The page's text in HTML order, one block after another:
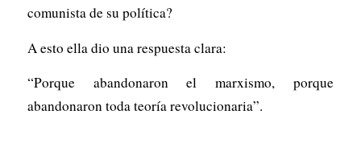
comunista de su política?
A esto ella dio una respuesta clara:
“Porque abandonaron el marxismo, porque
abandonaron toda teoría revolucionaria”.